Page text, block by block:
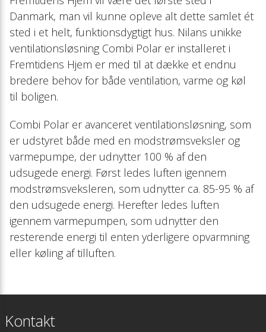
Sanitär-
Danmark, man vil kunne opleve alt dette samlet ét
sted i et helt, funktionsdygtigt hus. Nilans unikke
ventilationsløsning Combi Polar er installeret i
Fremtidens Hjem er med til at dække et endnu
bredere behov for både ventilation, varme og køl
til boligen.
Combi Polar er avanceret ventilationsløsning, som
er udstyret både med en modstrømsveksler og
varmepumpe, der udnytter 100 % af den
udsugede energi. Først ledes luften igennem
modstrømsveksleren, som udnytter ca. 85-95 % af
den udsugede energi. Herefter ledes luften
igennem varmepumpen, som udnytter den
resterende energi til enten yderligere opvarmning
eller køling af tilluften.
Kontakt